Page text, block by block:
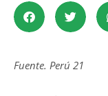
Fuente. Perú 21